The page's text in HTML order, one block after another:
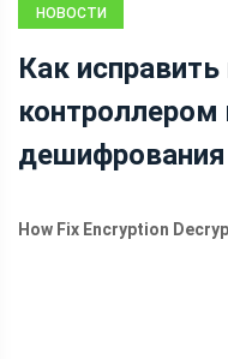
НОВОСТИ
Как
How Fix Encryption